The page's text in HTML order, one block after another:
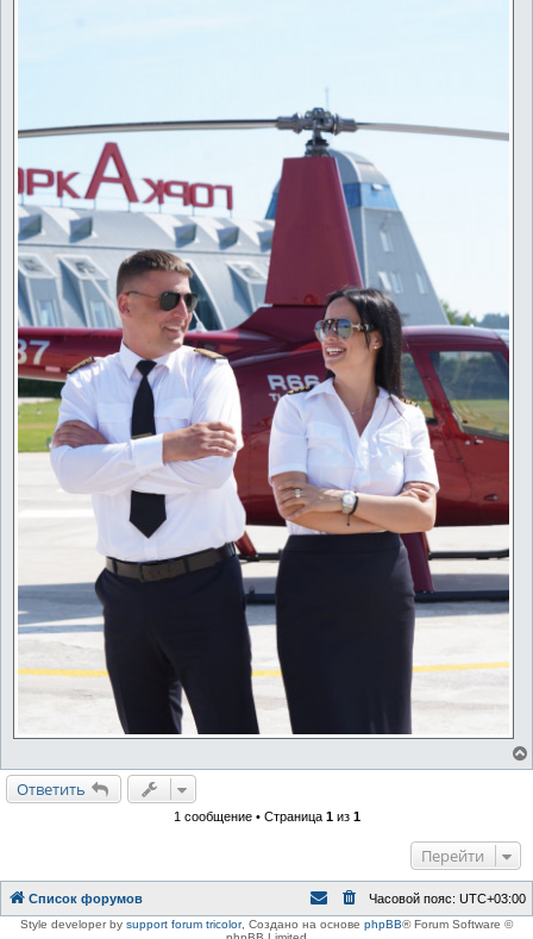
Ответить
1 сообщение • Страница 1из 1
Перейти
Список форумов Часовой пояс: UTC+03:00
Style developer by support forum tricolor, Создано на основе phpBB® Forum Software ©